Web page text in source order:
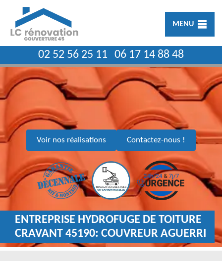
MENU
02 52 56 25 11 06 17 14 88 48
Voir nos réalisations Contactez-nous !
ENTREPRISE HYDROFUGE DE TOITURE
CRAVANT 45190: COUVREUR AGUERRI